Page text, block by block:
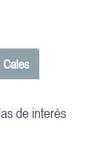
Cales
de interés